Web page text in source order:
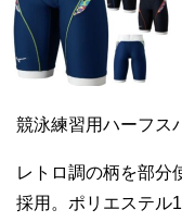
競泳練習用ハーフス
レトロ調の柄を部分
採用。ポリエステル